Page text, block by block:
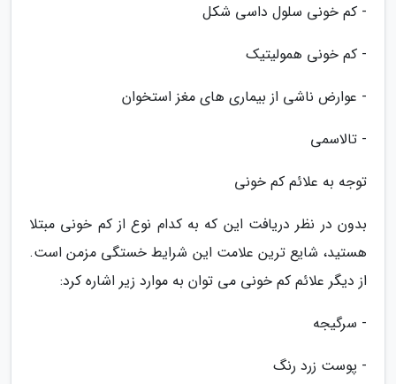
- کم خونی سلول داسی شکل
- کم خونی همولیتیک
- عوارض ناشی از بیماری های مغز استخوان
- تالاسمی
توجه به علائم کم خونی
بدون در نظر دریافت این که به کدام نوع از کم خونی مبتلا
هستید، شایع ترین علامت این شرایط خستگی مزمن است.
از دیگر علائم کم خونی می توان به موارد زیر اشاره کرد:
- سرگیجه
- پوست زرد رنگ